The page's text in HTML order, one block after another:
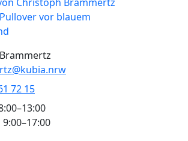
72 15
9:00–17:00